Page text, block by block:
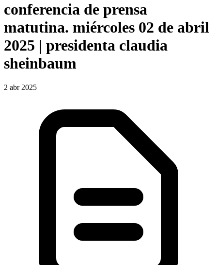
conferencia de prensa
matutina. miércoles 02 de abril
2025 | presidenta claudia
sheinbaum
2 abr 2025